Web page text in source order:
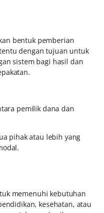
bentuk pemberian
dengan tujuan untuk
sistem bagi hasil dan
pemilik dana dan
pihak atau lebih yang
memenuhi kebutuhan
kesehatan, atau